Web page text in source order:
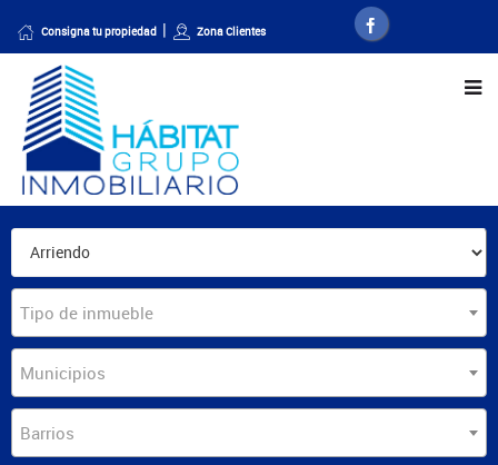
Consigna tu propiedad Zona Clientes
Tipo de inmueble
Municipios
Barrios